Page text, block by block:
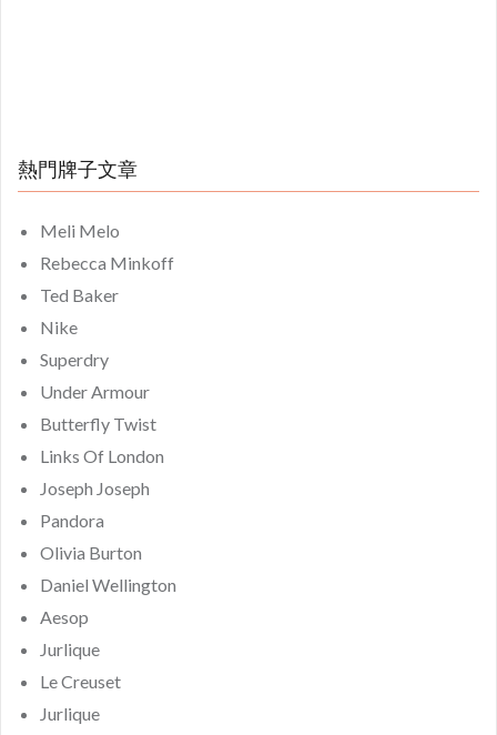
熱門牌子文章
Meli Melo
Rebecca Minkoff
Ted Baker
Nike
Superdry
Under Armour
Butterfly Twist
Links Of London
Joseph Joseph
Pandora
Olivia Burton
Daniel Wellington
Aesop
Jurlique
Le Creuset
Jurlique